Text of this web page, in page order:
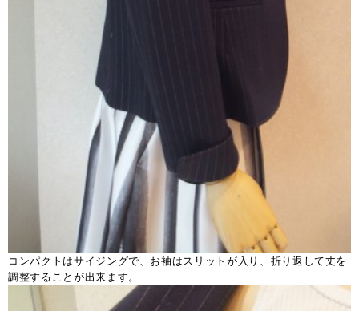
コンパクトはサイジングで、お袖はスリットが入り、折り返して丈を
調整することが出来ます。